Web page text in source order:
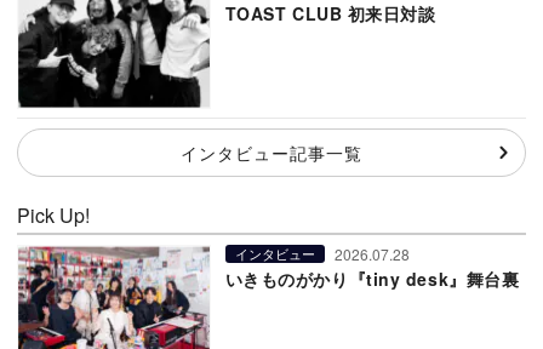
TOAST CLUB 初来日対談
インタビュー記事一覧
Pick Up!
インタビュー 2026.07.28
いきものがかり『tiny desk』舞台裏